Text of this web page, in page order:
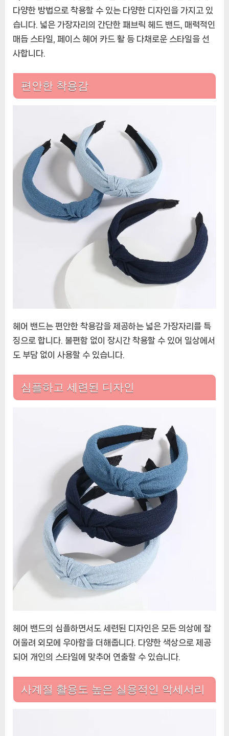
다양한 방법으로 착용할 수 있는 다양한 디자인을 가지고 있
습니다. 넓은 가장자리의 간단한 패브릭 헤드 밴드, 매력적인
매듭 스타일, 페이스 헤어 카드 활 등 다채로운 스타일을 선
사합니다.
편안한 착용감
헤어 밴드는 편안한 착용감을 제공하는 넓은 가장자리를 특
징으로 합니다. 불편함 없이 장시간 착용할 수 있어 일상에서
도 부담 없이 사용할 수 있습니다.
심플하고 세련된 디자인
헤어 밴드의 심플하면서도 세련된 디자인은 모든 의상에 잘
어울려 외모에 우아함을 더해줍니다. 다양한 색상으로 제공
되어 개인의 스타일에 맞추어 연출할 수 있습니다.
사계절 활용도 높은 실용적인 악세서리